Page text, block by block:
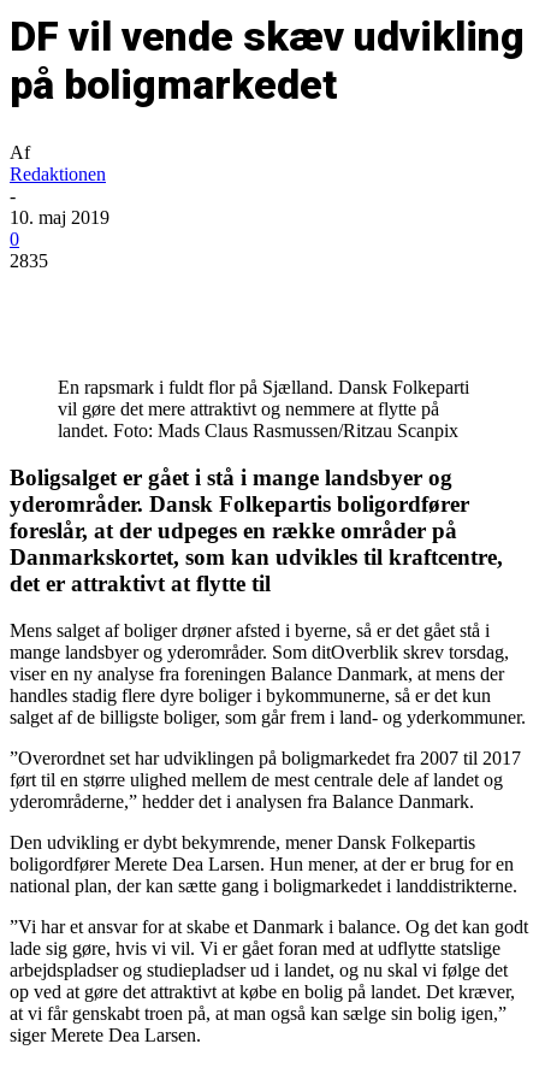
DF vil vende skæv udvikling
på boligmarkedet
Af
Redaktionen
-
10. maj 2019
0
2835
En rapsmark i fuldt flor på Sjælland. Dansk Folkeparti
vil gøre det mere attraktivt og nemmere at flytte på
landet. Foto: Mads Claus Rasmussen/Ritzau Scanpix
Boligsalget er gået i stå i mange landsbyer og
yderområder. Dansk Folkepartis boligordfører
foreslår, at der udpeges en række områder på
Danmarkskortet, som kan udvikles til kraftcentre,
det er attraktivt at flytte til
Mens salget af boliger drøner afsted i byerne, så er det gået stå i
mange landsbyer og yderområder. Som ditOverblik skrev torsdag,
viser en ny analyse fra foreningen Balance Danmark, at mens der
handles stadig flere dyre boliger i bykommunerne, så er det kun
salget af de billigste boliger, som går frem i land- og yderkommuner.
”Overordnet set har udviklingen på boligmarkedet fra 2007 til 2017
ført til en større ulighed mellem de mest centrale dele af landet og
yderområderne,” hedder det i analysen fra Balance Danmark.
Den udvikling er dybt bekymrende, mener Dansk Folkepartis
boligordfører Merete Dea Larsen. Hun mener, at der er brug for en
national plan, der kan sætte gang i boligmarkedet i landdistrikterne.
”Vi har et ansvar for at skabe et Danmark i balance. Og det kan godt
lade sig gøre, hvis vi vil. Vi er gået foran med at udflytte statslige
arbejdspladser og studiepladser ud i landet, og nu skal vi følge det
op ved at gøre det attraktivt at købe en bolig på landet. Det kræver,
at vi får genskabt troen på, at man også kan sælge sin bolig igen,”
siger Merete Dea Larsen.